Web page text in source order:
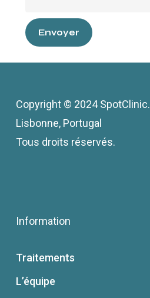
Envoyer
Copyright © 2024 SpotClinic.
Lisbonne, Portugal
Tous droits réservés.
Information
Traitements
L’équipe